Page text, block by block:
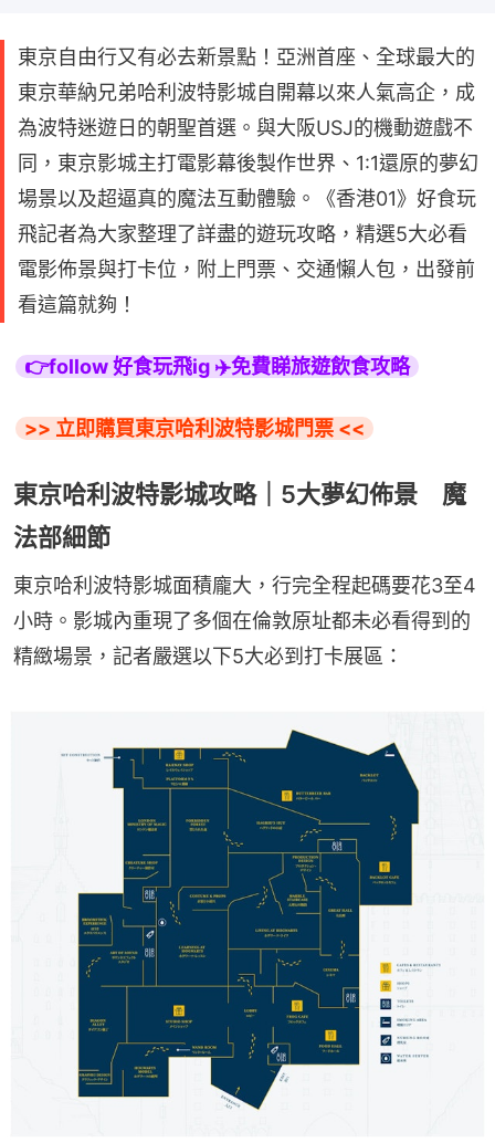
東京自由行又有必去新景點！亞洲首座、全球最大的
東京華納兄弟哈利波特影城自開幕以來人氣高企，成
為波特迷遊日的朝聖首選。與大阪USJ的機動遊戲不
同，東京影城主打電影幕後製作世界、1:1還原的夢幻
場景以及超逼真的魔法互動體驗。《香港01》好食玩
飛記者為大家整理了詳盡的遊玩攻略，精選5大必看
電影佈景與打卡位，附上門票、交通懶人包，出發前
看這篇就夠！
👉follow 好食玩飛ig ✈️免費睇旅遊飲食攻略
>> 立即購買東京哈利波特影城門票 <<
東京哈利波特影城攻略｜5大夢幻佈景 魔
法部細節
東京哈利波特影城面積龐大，行完全程起碼要花3至4
小時。影城內重現了多個在倫敦原址都未必看得到的
精緻場景，記者嚴選以下5大必到打卡展區：